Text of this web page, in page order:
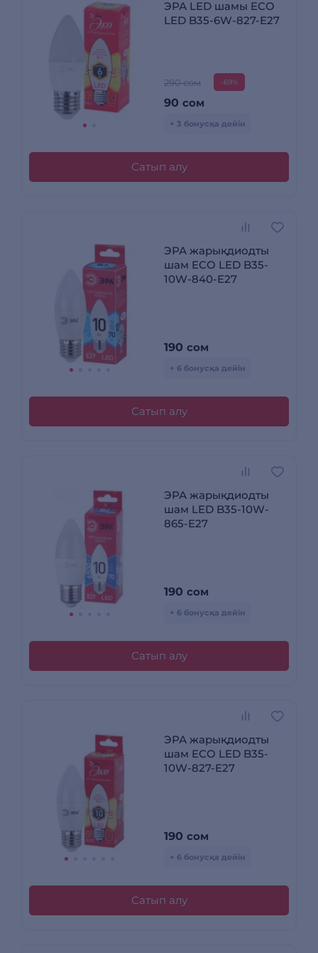
ЭРА LED шамы ECO
LED B35-6W-827-E27
290 сом -69%
90 сом
+ 3 бонусқа дейін
Сатып алу
ЭРА жарықдиодты
шам ECO LED B35-
10W-840-E27
190 сом
+ 6 бонусқа дейін
Сатып алу
ЭРА жарықдиодты
шам LED B35-10W-
865-E27
190 сом
+ 6 бонусқа дейін
Сатып алу
ЭРА жарықдиодты
шам ECO LED B35-
10W-827-E27
190 сом
+ 6 бонусқа дейін
Сатып алу